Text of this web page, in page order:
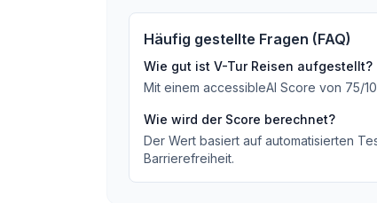
Häufig gestellte Fragen (FAQ)
Wie gut ist V-Tur Reisen aufgestellt?
Mit einem accessibleAI Score von 75/
Wie wird der Score berechnet?
Der Wert basiert auf automatisierten
Barrierefreiheit.